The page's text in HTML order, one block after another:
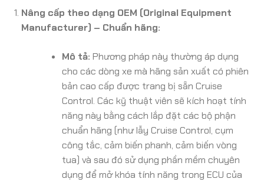
Nâng cấp theo dạng OEM (Original Equipment
Manufacturer) – Chuẩn hãng:
Mô tả: Phương pháp này thường áp dụng
cho các dòng xe mà hãng sản xuất có phiên
bản cao cấp được trang bị sẵn Cruise
Control. Các kỹ thuật viên sẽ kích hoạt tính
năng này bằng cách lắp đặt các bộ phận
chuẩn hãng (như lẫy Cruise Control, cụm
công tắc, cảm biến phanh, cảm biến vòng
tua) và sau đó sử dụng phần mềm chuyên
dụng để mở khóa tính năng trong ECU của